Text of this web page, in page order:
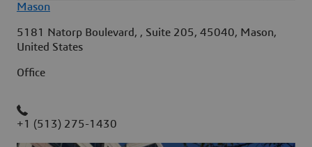
Mason
5181 Natorp Boulevard, , Suite 205, 45040, Mason,
United States
Office
+1 (513) 275-1430